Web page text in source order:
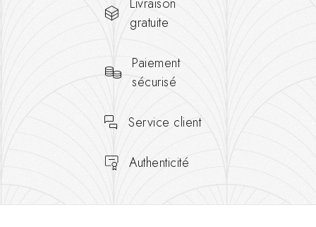
gratuite
Paiement
sécurisé
Service client
Authenticité